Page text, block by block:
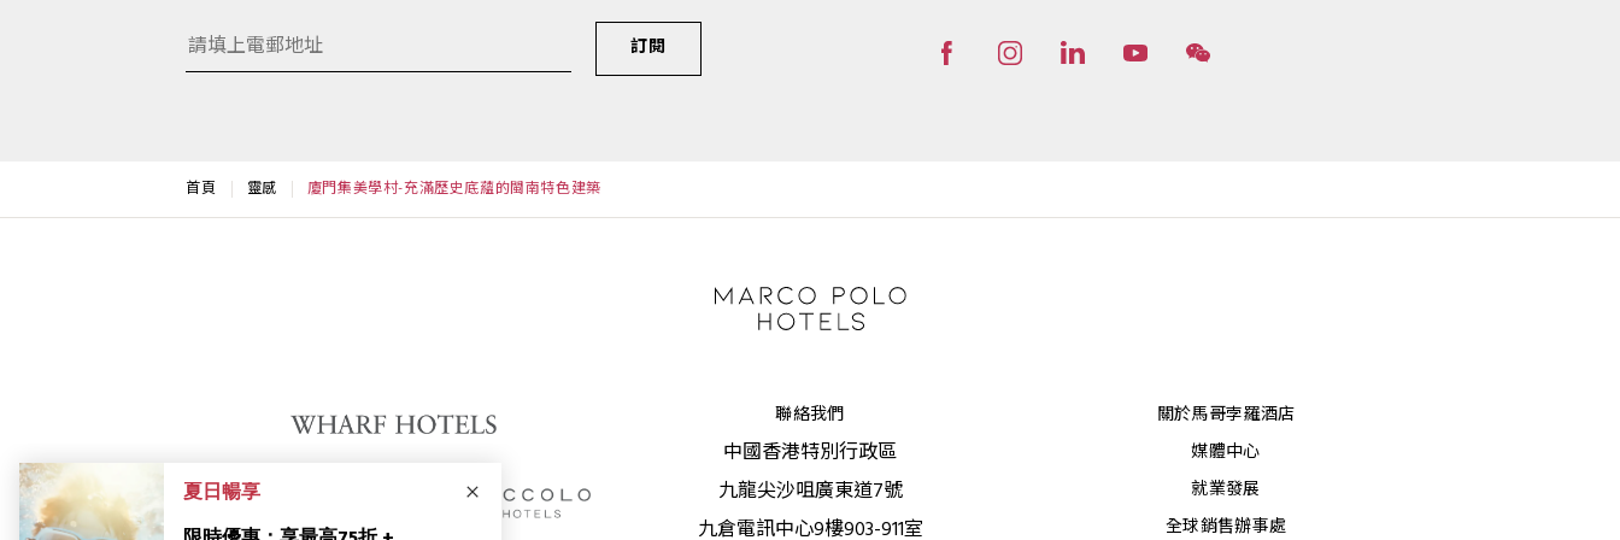
訂閱
首頁 靈感 廈門集美學村-充滿歷史底蘊的閩南特色建築
聯絡我們
中國香港特別行政區
九龍尖沙咀廣東道7號
九倉電訊中心9樓903-911室
關於馬哥孛羅酒店
媒體中心
就業發展
全球銷售辦事處